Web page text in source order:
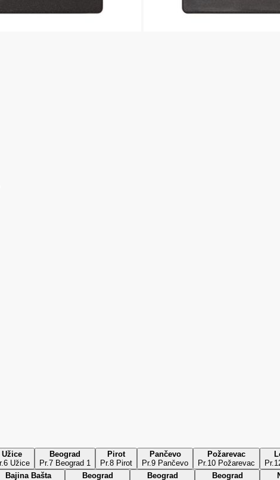
Užice
Pr.6 Užice
Beograd
Pr.7 Beograd 1
Pirot
Pr.8 Pirot
Pančevo
Pr.9 Pančevo
Požarevac
Pr.10 Požarevac
Bajina Bašta
Beograd
Beograd
Beograd